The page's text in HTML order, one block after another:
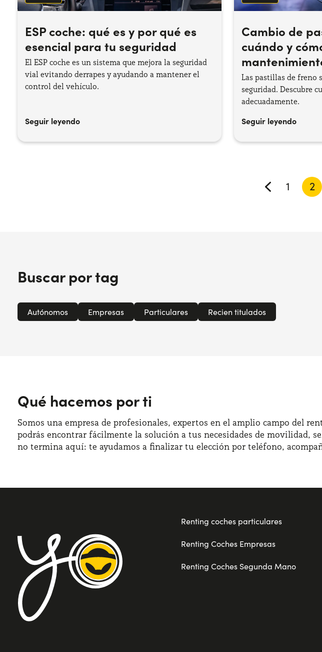
ESP coche: qué es y por qué es
esencial para tu seguridad
El ESP coche es un sistema que mejora la seguridad
vial evitando derrapes y ayudando a mantener el
control del vehículo.
Seguir leyendo
Cambio de
cuándo y
Las pastillas de freno
seguridad. Descubre
adecuadamente.
Seguir leyendo
1 2
Buscar por tag
Autónomos Empresas Particulares Recien titulados
Qué hacemos por ti
Somos una empresa de profesionales, expertos en el amplio campo del
podrás encontrar fácilmente la solución a tus necesidades de movilidad,
no termina aquí: te ayudamos a finalizar tu elección por teléfono,
Renting coches particulares
Renting Coches Empresas
Renting Coches Segunda Mano